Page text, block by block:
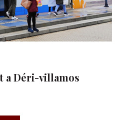
a Déri-villamos